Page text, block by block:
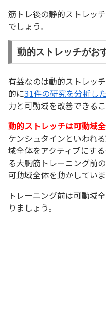
筋トレ後の静的ストレッ
でしょう。
動的ストレッチがお
有益なのは動的ストレッ
的に31件の研究を分析し
力と可動域を改善できる
動的ストレッチは可動域
ケンシュタインといわれ
域全体をアクティブにす
る大胸筋トレーニング前
可動域全体を動かしていま
トレーニング前は可動域
りましょう。